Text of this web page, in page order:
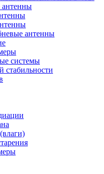
антенны
антенны
системы
стабильности